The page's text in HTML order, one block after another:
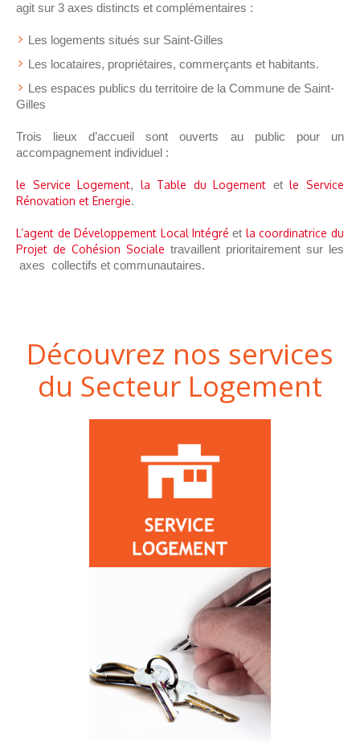
agit sur 3 axes distincts et complémentaires :
Les logements situés sur Saint-Gilles
Les locataires, propriétaires, commerçants et habitants.
Les espaces publics du territoire de la Commune de Saint-
Gilles
Trois lieux d’accueil sont ouverts au public pour un
accompagnement individuel :
le Service Logement, la Table du Logement etle Service
Rénovation et Energie.
L’agent de Développement Local Intégré et la coordinatrice du
Projet de Cohésion Sociale travaillent prioritairement sur les
axes collectifs et communautaires.
Découvrez nos services
du Secteur Logement